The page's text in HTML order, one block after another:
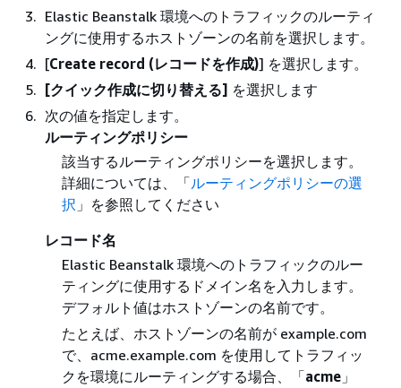
Elastic Beanstalk 環境へのトラフィックのルーティ
ングに使用するホストゾーンの名前を選択します。
[Create record (レコードを作成)] を選択します。
[クイック作成に切り替える] を選択します
次の値を指定します。
ルーティングポリシー
該当するルーティングポリシーを選択します。
詳細については、「ルーティングポリシーの選
択 」を参照してください
レコード名
Elastic Beanstalk 環境へのトラフィックのルー
ティングに使用するドメイン名を入力します。
デフォルト値はホストゾーンの名前です。
たとえば、ホストゾーンの名前が example.com
で、acme.example.com を使用してトラフィッ
クを環境にルーティングする場合、「acme」